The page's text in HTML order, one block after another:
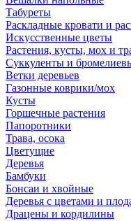
Табуреты
Раскладные кровати и
Искусственные цветы
Растения, кусты, мох и
Суккуленты и
Ветки деревьев
Газонные коврики/мох
Кусты
Горшечные растения
Папоротники
Трава, осока
Цветущие
Деревья
Бамбуки
Бонсаи и хвойные
Деревья с цветами и
Драцены и кордилины